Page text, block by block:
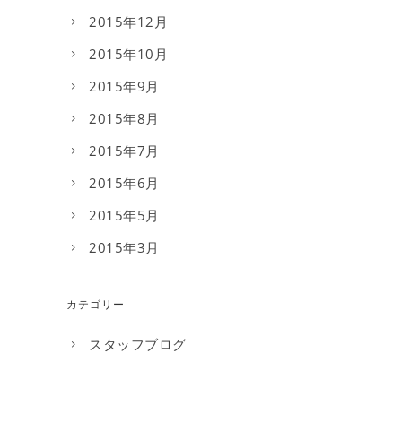
2015年12月
2015年10月
2015年9月
2015年8月
2015年7月
2015年6月
2015年5月
2015年3月
カテゴリー
スタッフブログ